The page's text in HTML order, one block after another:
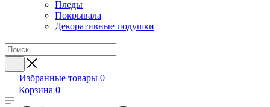
Пледы
Покрывала
Декоративные подушки
Избранные товары 0
Корзина 0